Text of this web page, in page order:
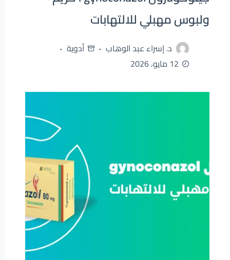
ولبوس مهبلي للالتهابات
د. إسراء عبد الوهاب
أدوية
12 مايو، 2026